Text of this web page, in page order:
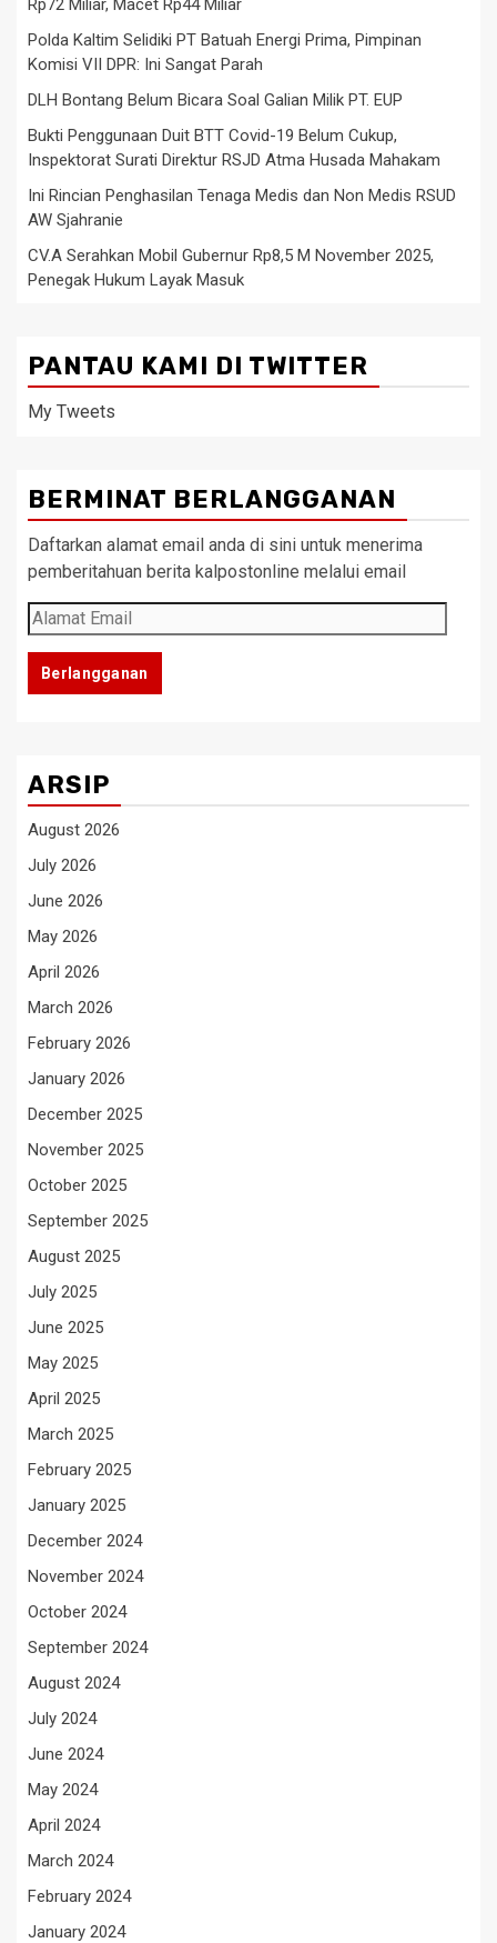
Rp72 Miliar, Macet Rp44 Miliar
Polda Kaltim Selidiki PT Batuah Energi Prima, Pimpinan
Komisi VII DPR: Ini Sangat Parah
DLH Bontang Belum Bicara Soal Galian Milik PT. EUP
Bukti Penggunaan Duit BTT Covid-19 Belum Cukup,
Inspektorat Surati Direktur RSJD Atma Husada Mahakam
Ini Rincian Penghasilan Tenaga Medis dan Non Medis RSUD
AW Sjahranie
CV.A Serahkan Mobil Gubernur Rp8,5 M November 2025,
Penegak Hukum Layak Masuk
PANTAU KAMI DI TWITTER
My Tweets
BERMINAT BERLANGGANAN
Daftarkan alamat email anda di sini untuk menerima
pemberitahuan berita kalpostonline melalui email
Alamat
Email
Berlangganan
ARSIP
August 2026
July 2026
June 2026
May 2026
April 2026
March 2026
February 2026
January 2026
December 2025
November 2025
October 2025
September 2025
August 2025
July 2025
June 2025
May 2025
April 2025
March 2025
February 2025
January 2025
December 2024
November 2024
October 2024
September 2024
August 2024
July 2024
June 2024
May 2024
April 2024
March 2024
February 2024
January 2024